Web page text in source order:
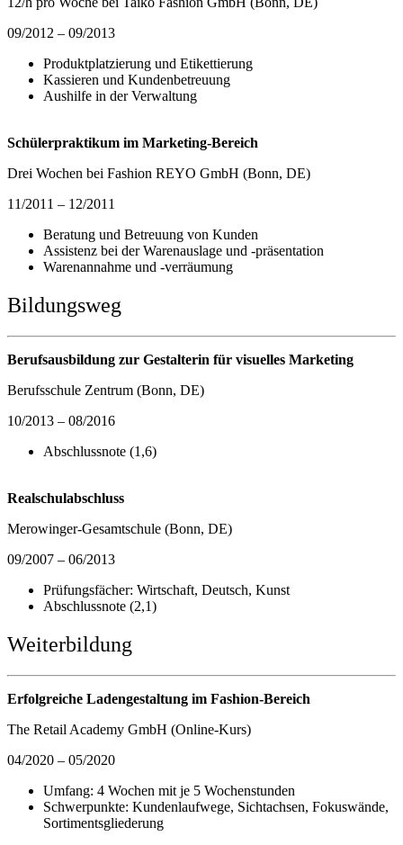
09/2012 – 09/2013
Produktplatzierung und Etikettierung
Kassieren und Kundenbetreuung
Aushilfe in der Verwaltung
Schülerpraktikum im Marketing-Bereich
Drei Wochen bei Fashion REYO GmbH (Bonn, DE)
11/2011 – 12/2011
Beratung und Betreuung von Kunden
Assistenz bei der Warenauslage und -präsentation
Warenannahme und -verräumung
Bildungsweg
Berufsausbildung zur Gestalterin für visuelles Marketing
Berufsschule Zentrum (Bonn, DE)
10/2013 – 08/2016
Abschlussnote (1,6)
Realschulabschluss
Merowinger-Gesamtschule (Bonn, DE)
09/2007 – 06/2013
Prüfungsfächer: Wirtschaft, Deutsch, Kunst
Abschlussnote (2,1)
Weiterbildung
Erfolgreiche Ladengestaltung im Fashion-Bereich
The Retail Academy GmbH (Online-Kurs)
04/2020 – 05/2020
Umfang: 4 Wochen mit je 5 Wochenstunden
Schwerpunkte: Kundenlaufwege, Sichtachsen, Fokuswände,
Sortimentsgliederung